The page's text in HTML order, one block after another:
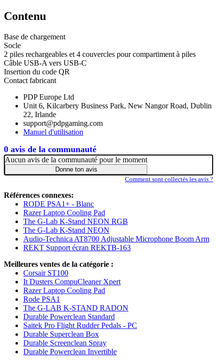
0 avis de la communauté
Contenu
Base de chargement
Socle
2 piles rechargeables et 4 couvercles pour compartiment à piles
Câble USB-A vers USB-C
Insertion du code QR
Contact fabricant
PDP Europe Ltd
Unit 6, Kilcarbery Business Park, New Nangor Road, Dublin
22, Irlande
support@pdpgaming.com
Manuel d'utilisation
Aucun avis de la communauté pour le moment
Donne ton avis
Comment sont collectés les avis ?
Références connexes:
RODE PSA1+ - Blanc
Razer Laptop Cooling Pad
The G-Lab K-Stand NEON RGB
The G-Lab K-Stand NEON
Audio-Technica AT8700 Adjustable Microphone Boom Arm
REKT Support écran REKTB-163
Meilleures ventes de la catégorie :
Corsair ST100
It Dusters CompuCleaner Xpert
Razer Laptop Cooling Pad
Rode PSA1
The G-LAB K-STAND RADON
Durable Powerclean Standard
Saitek Pro Flight Rudder Pedals - PC
Durable Superclean Box
Durable Screenclean Spray
Durable Powerclean Invertible